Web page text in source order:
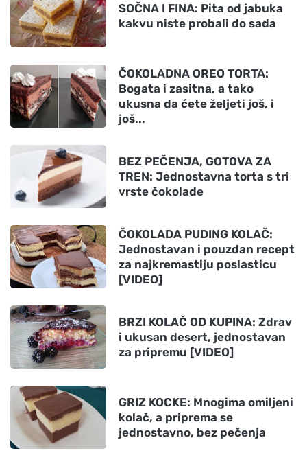
SOČNA I FINA: Pita od jabuka
kakvu niste probali do sada
ČOKOLADNA OREO TORTA:
Bogata i zasitna, a tako
ukusna da ćete željeti još, i
još...
BEZ PEČENJA, GOTOVA ZA
TREN: Jednostavna torta s tri
vrste čokolade
ČOKOLADA PUDING KOLAČ:
Jednostavan i pouzdan recept
za najkremastiju poslasticu
[VIDEO]
BRZI KOLAČ OD KUPINA: Zdrav
i ukusan desert, jednostavan
za pripremu [VIDEO]
GRIZ KOCKE: Mnogima omiljeni
kolač, a priprema se
jednostavno, bez pečenja